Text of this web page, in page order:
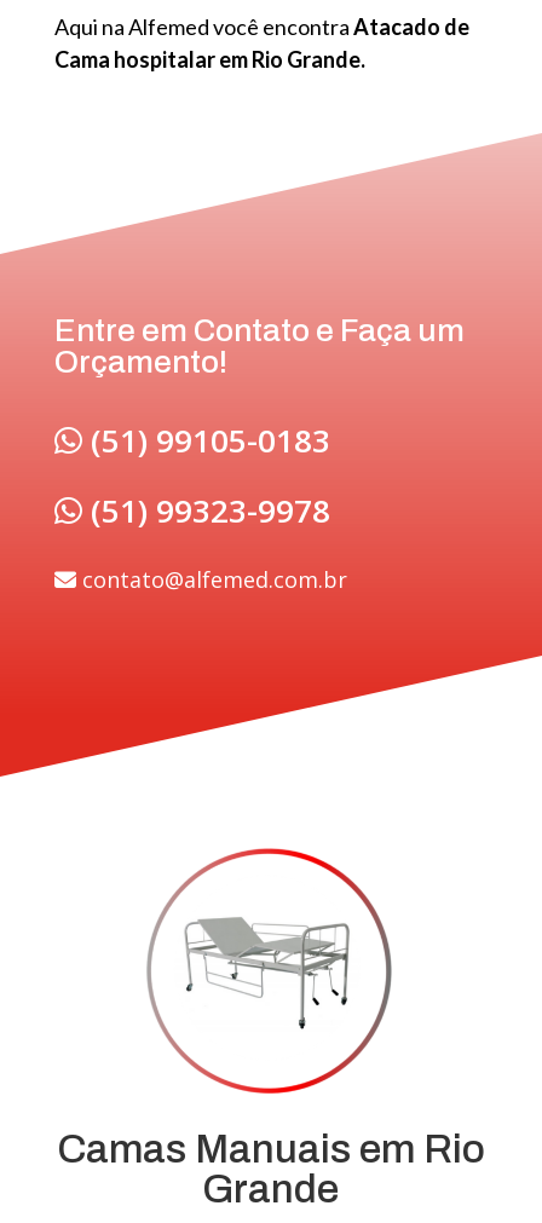
Aqui na Alfemed você encontraAtacado de
Cama hospitalar em Rio Grande.
Entre em Contato e Faça um
Orçamento!
(51) 99105-0183
(51) 99323-9978
contato@alfemed.com.br
Camas Manuais em Rio
Grande